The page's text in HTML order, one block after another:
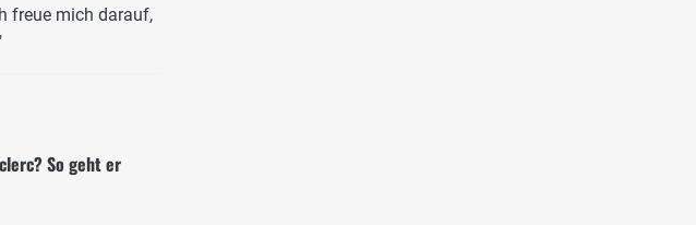
freue mich darauf,
So geht er